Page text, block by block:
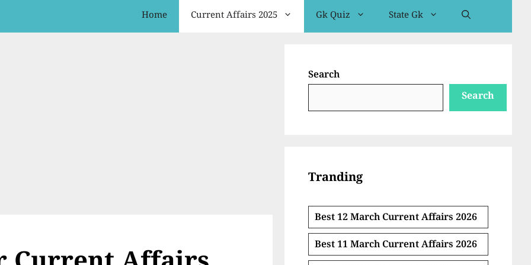
Home Current Affairs 2025 Gk Quiz State Gk
Search
Search
Tranding
Best 12 March Current Affairs 2026
Best 11 March Current Affairs 2026